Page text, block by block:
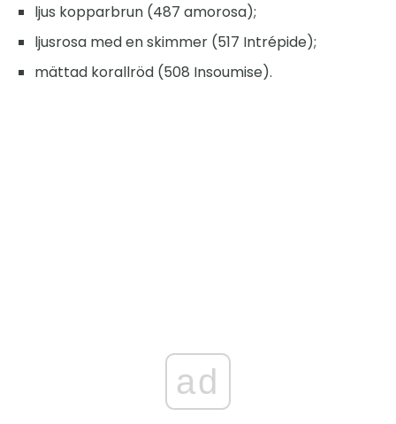
ljus kopparbrun (487 amorosa);
ljusrosa med en skimmer (517 Intrépide);
mättad korallröd (508 Insoumise).
ad